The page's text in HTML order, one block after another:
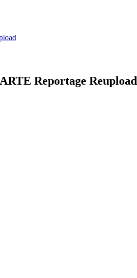
Reportage Reupload